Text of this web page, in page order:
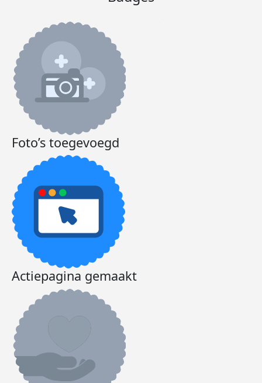
Foto’s toegevoegd
Actiepagina gemaakt